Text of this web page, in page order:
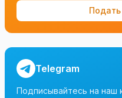
Telegram
Подписывайтесь на наш